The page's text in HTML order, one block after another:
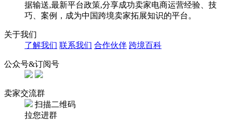
据输送,最新平台政策,分享成功卖家电商运营经验、技
巧、案例，成为中国跨境卖家拓展知识的平台。
关于我们
了解我们 联系我们 合作伙伴 跨境百科
公众号&订阅号
卖家交流群
扫描二维码
拉您进群